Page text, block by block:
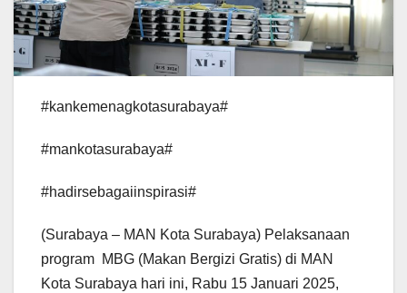
#kankemenagkotasurabaya#
#mankotasurabaya#
#hadirsebagaiinspirasi#
(Surabaya – MAN Kota Surabaya) Pelaksanaan
program MBG (Makan Bergizi Gratis) di MAN
Kota Surabaya hari ini, Rabu 15 Januari 2025,